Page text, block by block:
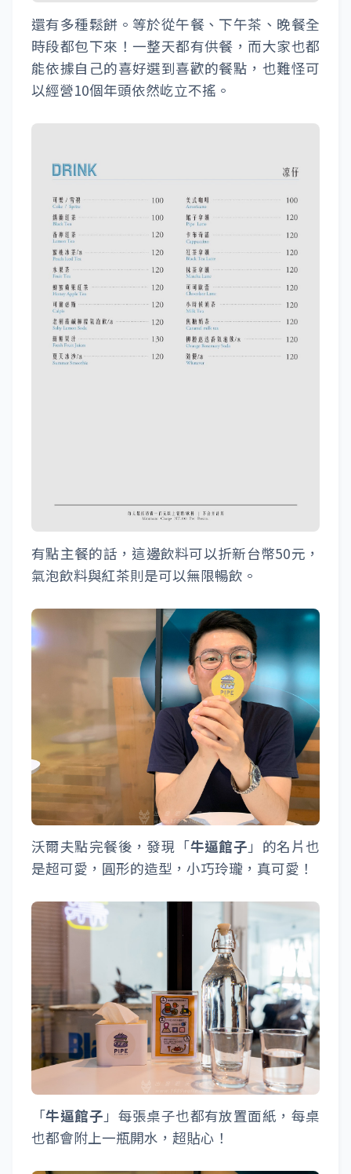
還有多種鬆餅。等於從午餐、下午茶、晚餐全
時段都包下來！一整天都有供餐，而大家也都
能依據自己的喜好選到喜歡的餐點，也難怪可
以經營10個年頭依然屹立不搖。
有點主餐的話，這邊飲料可以折新台幣50元，
氣泡飲料與紅茶則是可以無限暢飲。
沃爾夫點完餐後，發現「牛逼館子」的名片也
是超可愛，圓形的造型，小巧玲瓏，真可愛！
「牛逼館子」每張桌子也都有放置面紙，每桌
也都會附上一瓶開水，超貼心！